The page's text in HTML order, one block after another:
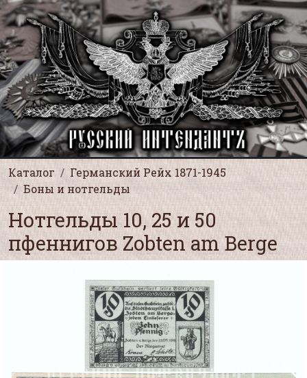
Каталог
Германский Рейх 1871-1945
Боны и нотгельды
Нотгельды 10, 25 и 50
пфеннигов Zobten am Berge